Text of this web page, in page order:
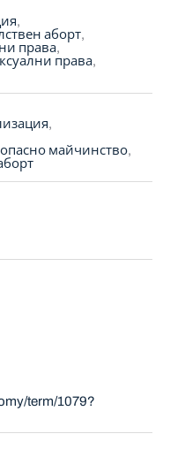
аборт
права
права
майчинство
term/1079?